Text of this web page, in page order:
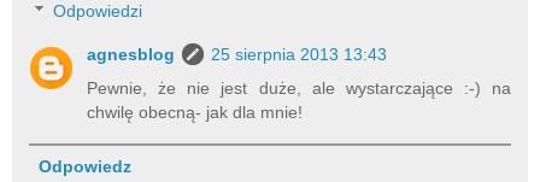
Odpowiedzi
agnesblog
25 sierpnia 2013 13:43
Pewnie, że nie jest duże, ale wystarczające :-) na
chwilę obecną- jak dla mnie!
Odpowiedz